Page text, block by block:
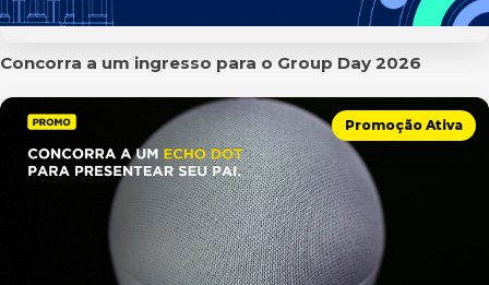
Concorra a um ingresso para o Group Day 2026
Promoção Ativa